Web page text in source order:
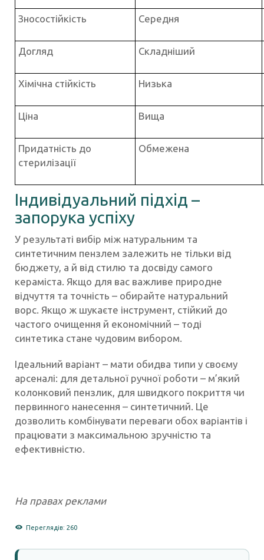
Зносостійкість Середня
Догляд Складніший
Хімічна стійкість Низька
Ціна Вища
Придатність до
стерилізації
Обмежена
Індивідуальний підхід –
запорука успіху
У результаті вибір між натуральним та
синтетичним пензлем залежить не тільки від
бюджету, а й від стилю та досвіду самого
кераміста. Якщо для вас важливе природне
відчуття та точність – обирайте натуральний
ворс. Якщо ж шукаєте інструмент, стійкий до
частого очищення й економічний – тоді
синтетика стане чудовим вибором.
Ідеальний варіант – мати обидва типи у своєму
арсеналі: для детальної ручної роботи – м’який
колонковий пензлик, для швидкого покриття чи
первинного нанесення – синтетичний. Це
дозволить комбінувати переваги обох варіантів і
працювати з максимальною зручністю та
ефективністю.
На правах реклами
Переглядів: 260